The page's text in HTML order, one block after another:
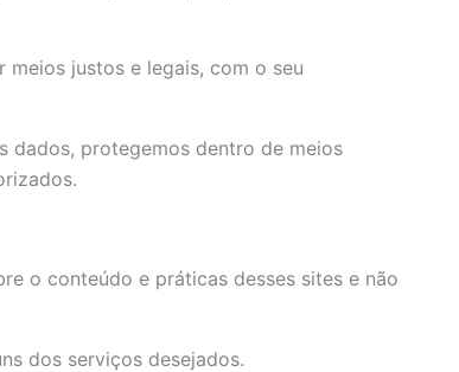
justos e legais, com o seu
dados, protegemos dentro de meios
o conteúdo e práticas desses sites e não
dos serviços desejados.